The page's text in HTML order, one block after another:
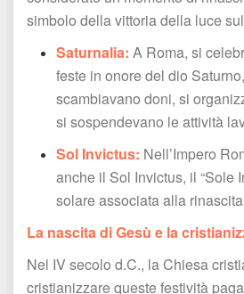
imbolo della vittoria della luce
Saturnalia: A Roma, si
feste in onore del dio
cambiavano doni, si
i sospendevano le attività
Sol Invictus: Nell’Impero
anche il Sol Invictus, il “Sole
olare associata alla
La nascita di Gesù e la
Nel IV secolo d.C., la Chiesa
cristianizzare queste festività